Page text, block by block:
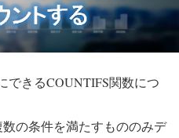
できるCOUNTIFS関数につ
の条件を満たすもののみデ